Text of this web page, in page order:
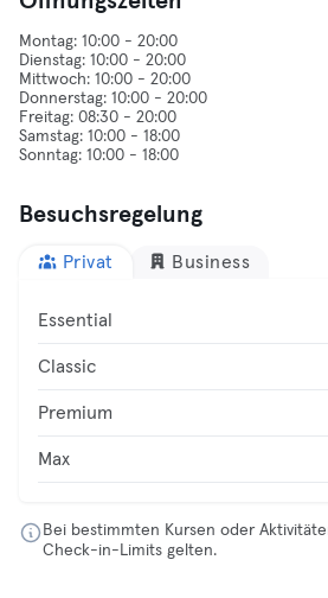
Montag: 10:00 - 20:00
Dienstag: 10:00 - 20:00
Mittwoch: 10:00 - 20:00
Donnerstag: 10:00 - 20:00
Freitag: 08:30 - 20:00
Samstag: 10:00 - 18:00
Besuchsregelung
Privat Business
Essential
Classic
Premium
Max
Bei bestimmten Kursen oder
Check-in-Limits gelten.